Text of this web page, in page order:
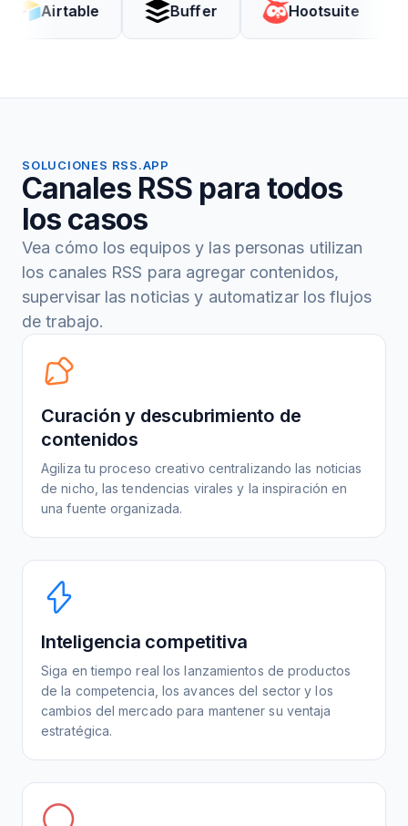
Buffer Hootsuite
SOLUCIONES RSS.APP
Canales RSS para todos
los casos
Vea cómo los equipos y las personas utilizan
los canales RSS para agregar contenidos,
supervisar las noticias y automatizar los flujos
de trabajo.
Curación y descubrimiento de
contenidos
Agiliza tu proceso creativo centralizando las noticias
de nicho, las tendencias virales y la inspiración en
una fuente organizada.
Inteligencia competitiva
Siga en tiempo real los lanzamientos de productos
de la competencia, los avances del sector y los
cambios del mercado para mantener su ventaja
estratégica.